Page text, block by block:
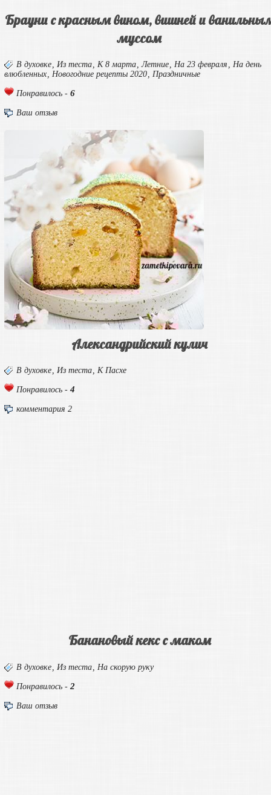
Брауни с красным вином, вишней и
муссом
В духовке, Из теста, К 8 марта,Летние, На 23 февраля , На день
влюбленных, Новогодние рецепты 2020, Праздничные
Понравилось -6
Ваш отзыв
Александрийский кулич
В духовке, Из теста, К Пасхе
Понравилось -4
комментария 2
Банановый кекс с маком
В духовке Из теста На скорую руку
Понравилось -2
Ваш отзыв